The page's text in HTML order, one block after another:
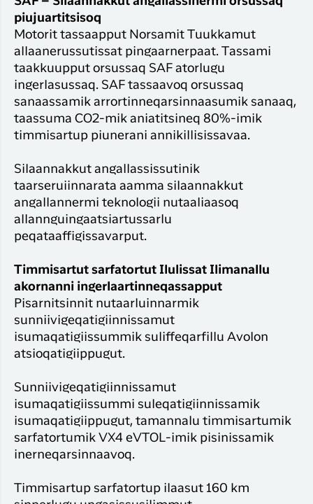
piujuartitsisoq
Motorit tassaapput Norsamit Tuukkamut
allaanerussutissat pingaarnerpaat. Tassami
taakkuupput orsussaq SAF atorlugu
ingerlasussaq. SAF tassaavoq orsussaq
sanaassamik arrortinneqarsinnaasumik sanaaq,
taassuma CO2-mik aniatitsineq 80%-imik
timmisartup piunerani annikillisissavaa.
Silaannakkut angallassissutinik
taarseruiinnarata aamma silaannakkut
angallannermi teknologii nutaaliaasoq
allannguingaatsiartussarlu
peqataaffigissavarput.
Timmisartut sarfatortut Ilulissat Ilimanallu
akornanni ingerlaartinneqassapput
Pisarnitsinnit nutaarluinnarmik
sunniivigeqatigiinnissamut
isumaqatigiissummik suliffeqarfillu Avolon
atsioqatigiippugut.
Sunniivigeqatigiinnissamut
isumaqatigiissummi suleqatigiinnissamik
isumaqatigiippugut, tamannalu timmisartumik
sarfatortumik VX4 eVTOL-imik pisinissamik
inerneqarsinnaavoq.
Timmisartup sarfatortup ilaasut 160 km